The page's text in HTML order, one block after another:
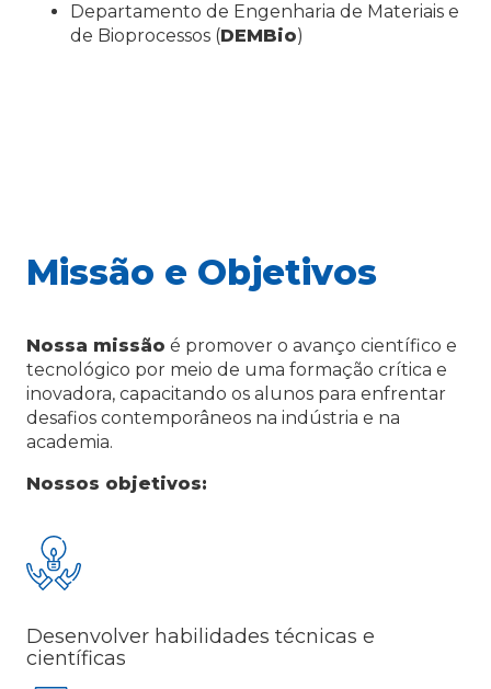
Departamento de Engenharia de Materiais e
de Bioprocessos (DEMBio)
Missão e Objetivos
Nossa missão é promover o avanço científico e
tecnológico por meio de uma formação crítica e
inovadora, capacitando os alunos para enfrentar
desafios contemporâneos na indústria e na
academia.
Nossos objetivos:
Desenvolver habilidades técnicas e
científicas